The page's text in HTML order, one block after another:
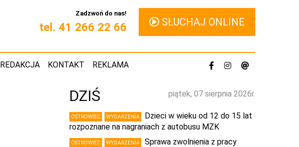
Zadzwoń do nas!
tel. 41 266 22 66 SŁUCHAJ ONLINE
REDAKCJA KONTAKT REKLAMA
piątek, 07 sierpnia 2026r.
DZIŚ
OSTROWIEC WYDARZENIA
Dzieci w wieku od 12 do 15 lat
rozpoznane na nagraniach z autobusu MZK
OSTROWIEC WYDARZENIA
Sprawa zwolnienia z pracy